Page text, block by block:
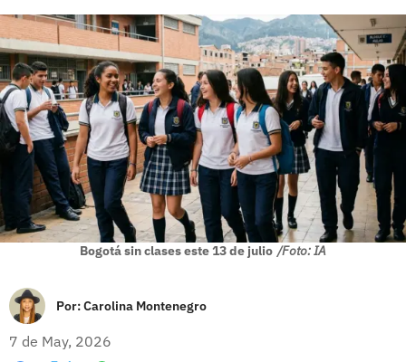
Bogotá sin clases este 13 de julio /Foto: IA
Por:Carolina Montenegro
7 de May, 2026